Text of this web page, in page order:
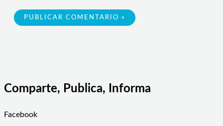
Comparte, Publica, Informa
Facebook